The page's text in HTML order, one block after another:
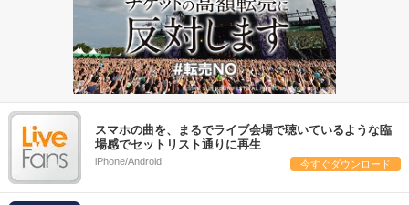
スマホの曲を、まるでライブ会場で聴いているような臨
場感でセットリスト通りに再生
iPhone/Android 今すぐダウンロード